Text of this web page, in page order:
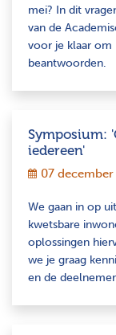
mei? In dit
van de
voor je klaar om
beantwoorden.
Symposium:
iedereen'
07
We gaan in op
kwetsbare
oplossingen
we je graag
en de